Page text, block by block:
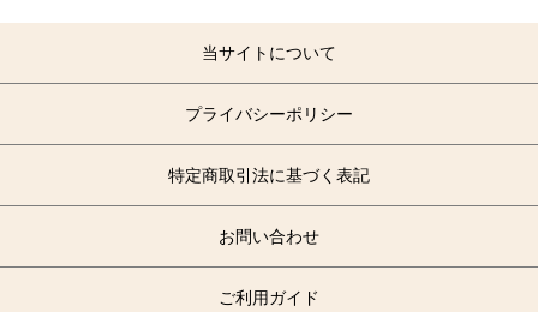
当サイトについて
プライバシーポリシー
特定商取引法に基づく表記
お問い合わせ
ご利用ガイド